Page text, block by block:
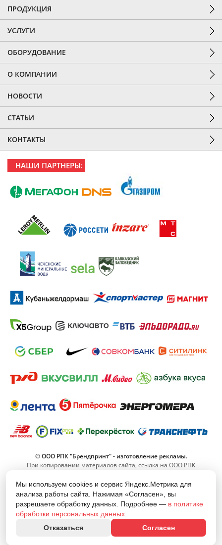
ПРОДУКЦИЯ
УСЛУГИ
ОБОРУДОВАНИЕ
О КОМПАНИИ
НОВОСТИ
СТАТЬИ
КОНТАКТЫ
НАШИ ПАРТНЕРЫ:
© ООО РПК "Брендпринт" - изготовление рекламы.
При копировании материалов сайта, ссылка на ООО РПК
8 (800) 555-11-42
(Звонок по РФ бесплатный)
info@brand-print.ru
Мы используем cookies и сервис Яндекс.Метрика для
анализа работы сайта. Нажимая «Согласен», вы
разрешаете обработку данных. Подробнее — в политике
обработки персональных данных
Отказаться
Согласен